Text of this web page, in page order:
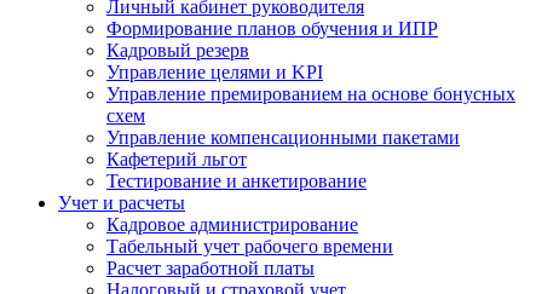
Личный кабинет руководителя
Формирование планов обучения и ИПР
Кадровый резерв
Управление целями и KPI
Управление премированием на основе бонусных
схем
Управление компенсационными пакетами
Кафетерий льгот
Тестирование и анкетирование
Учет и расчеты
Кадровое администрирование
Табельный учет рабочего времени
Расчет заработной платы
Налоговый и страховой учет